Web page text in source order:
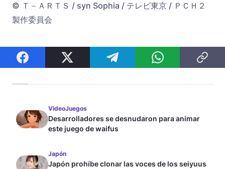
© Ｔ－ＡＲＴＳ / syn Sophia / テレビ東京 / ＰＣＨ２
製作委員会
VideoJuegos
Desarrolladores se desnudaron para animar
este juego de waifus
Japón
Japón prohíbe clonar las voces de los seiyuus